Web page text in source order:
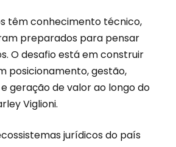
têm conhecimento técnico,
preparados para pensar
O desafio está em construir
posicionamento, gestão,
geração de valor ao longo do
Viglioni.
jurídicos do país